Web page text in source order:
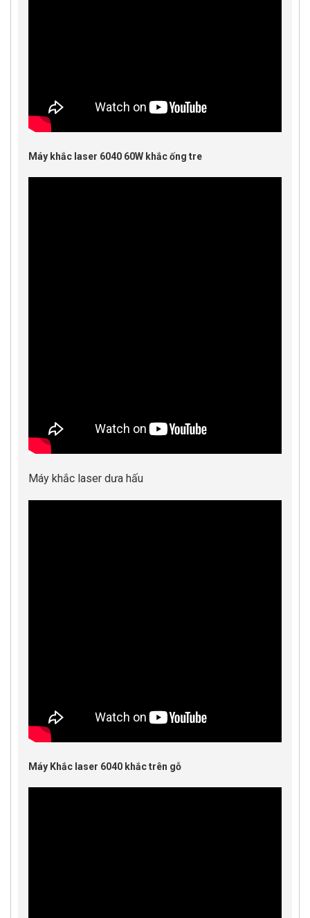
Máy khắc laser 6040 60W khắc ống tre
Máy khắc laser dưa hấu
Máy Khắc laser 6040 khắc trên gỗ